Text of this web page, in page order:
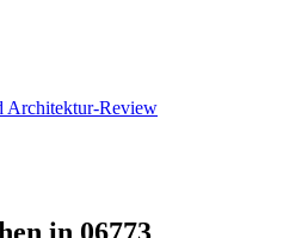
Architektur-Review
in 06773